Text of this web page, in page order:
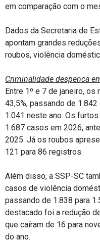
em comparação com o
Dados da Secretaria de
apontam grandes
roubos, violência
Criminalidade despenca
Entre 1º e 7 de janeiro,
43,5%, passando de
1.041 neste ano. Os
1.687 casos em 2026,
2025. Já os roubos
121 para 86 registros.
Além disso, a SSP-SC
casos de violência
passando de 1.838 para
destacado foi a redução
que caíram de 16 para
do ano.